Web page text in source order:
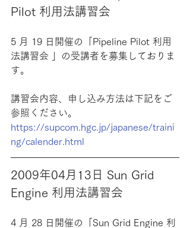
Pilot 利用法講習会
5 月 19 日開催の「Pipeline Pilot 利用
法講習会 」の受講者を募集しておりま
す。
講習会内容、申し込み方法は下記をご
参照ください。
https://supcom.hgc.jp/japanese/traini
ng/calender.html
2009年04月13日 Sun Grid
Engine 利用法講習会
4 月 28 日開催の「Sun Grid Engine 利